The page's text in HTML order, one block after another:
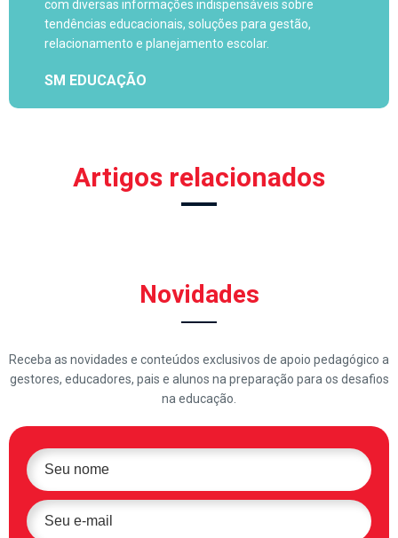
com diversas informações indispensáveis sobre
tendências educacionais, soluções para gestão,
relacionamento e planejamento escolar.
SM EDUCAÇÃO
Artigos relacionados
Novidades
Receba as novidades e conteúdos exclusivos de apoio pedagógico a
gestores, educadores, pais e alunos na preparação para os desafios
na educação.